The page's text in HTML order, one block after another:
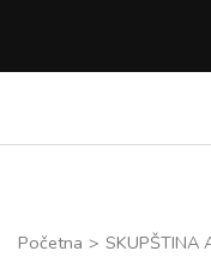
Enter)
Početna > SKUPŠTINA